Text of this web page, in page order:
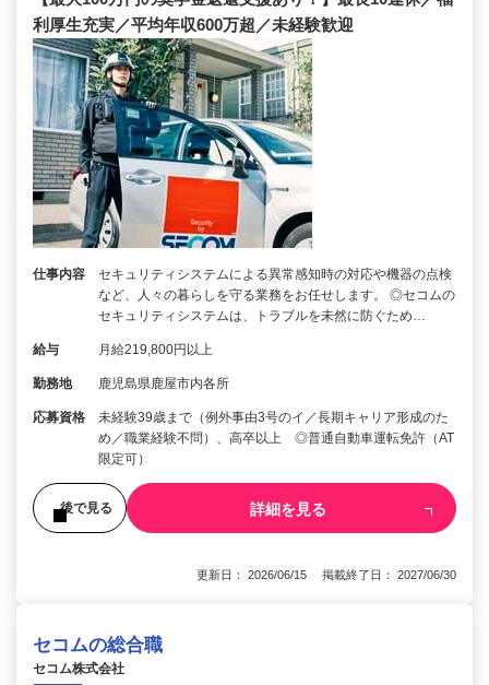
利厚生充実／平均年収600万超／未経験歓迎
仕事内容
セキュリティシステムによる異常感知時の対応や機器の点検
など、人々の暮らしを守る業務をお任せします。 ◎セコムの
セキュリティシステムは、トラブルを未然に防ぐため…
給与 月給219,800円以上
勤務地 鹿児島県鹿屋市内各所
応募資格
未経験39歳まで（例外事由3号のイ／長期キャリア形成のた
め／職業経験不問）、高卒以上 ◎普通自動車運転免許（AT
限定可）
後で見る 詳細を見る
更新日： 2026/06/15 掲載終了日： 2027/06/30
セコムの総合職
セコム株式会社